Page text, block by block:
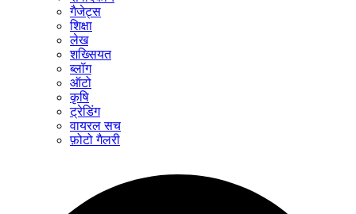
गैजेट्स
शिक्षा
लेख
शख्सियत
ब्लॉग
ऑटो
कृषि
ट्रेडिंग
वायरल सच
फ़ोटो गैलरी